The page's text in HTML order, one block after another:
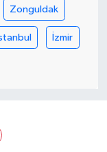
Zonguldak
İzmir